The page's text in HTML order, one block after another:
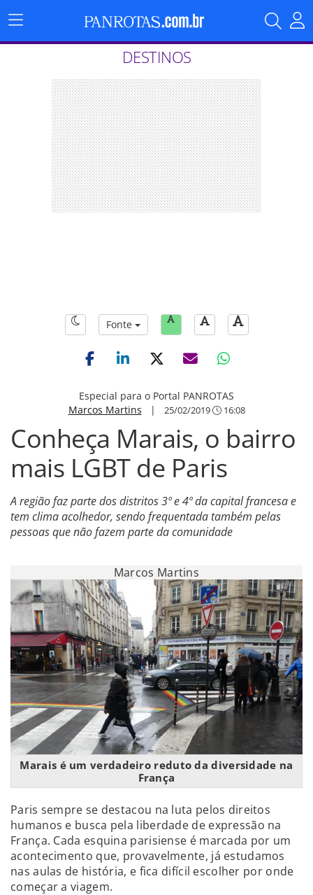
Menu
Principal
DESTINOS
Fonte
Especial para o Portal PANROTAS
Marcos Martins | 25/02/2019 16:08
Conheça Marais, o bairro
mais LGBT de Paris
A região faz parte dos distritos 3º e 4º da capital francesa e
tem clima acolhedor, sendo frequentada também pelas
pessoas que não fazem parte da comunidade
Marcos Martins
Marais é um verdadeiro reduto da diversidade na
França
Paris sempre se destacou na luta pelos direitos
humanos e busca pela liberdade de expressão na
França. Cada esquina parisiense é marcada por um
acontecimento que, provavelmente, já estudamos
nas aulas de história, e fica difícil escolher por onde
começar a viagem.